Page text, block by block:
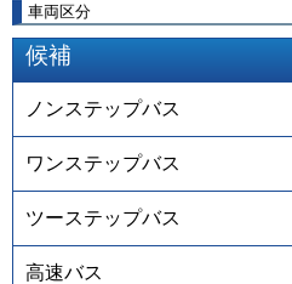
車両区分
候補
ノンステップバス
ワンステップバス
ツーステップバス
高速バス